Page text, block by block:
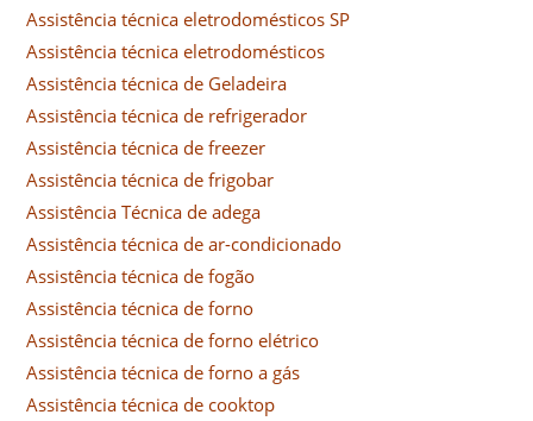
Assistência técnica eletrodomésticos SP
Assistência técnica eletrodomésticos
Assistência técnica de Geladeira
Assistência técnica de refrigerador
Assistência técnica de freezer
Assistência técnica de frigobar
Assistência Técnica de adega
Assistência técnica de ar-condicionado
Assistência técnica de fogão
Assistência técnica de forno
Assistência técnica de forno elétrico
Assistência técnica de forno a gás
Assistência técnica de cooktop